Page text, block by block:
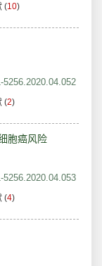
(10)
(2)
胞癌风险
(4)